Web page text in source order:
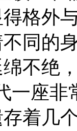
格外
同的
不绝
一座
着几